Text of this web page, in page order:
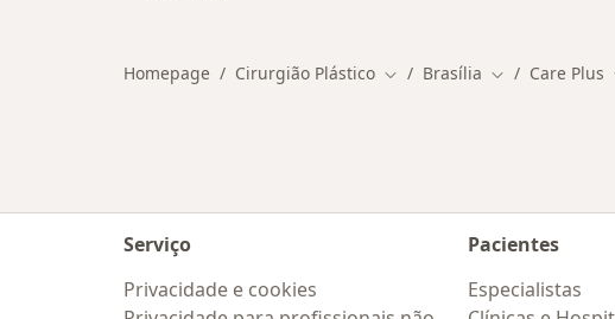
Homepage Cirurgião Plástico Mudar de cidade
Brasília Mudar deCare Plus
Serviço
Privacidade e cookies
Pacientes
Especialistas